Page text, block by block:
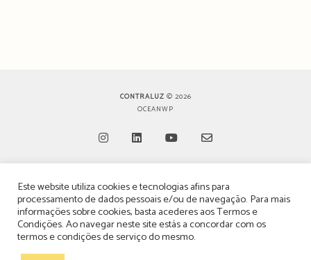
CONTRALUZ © 2026
OCEANWP
in
a
new
in
a
new
tab
in
a
new
in
a
new
TERMOS, CONDIÇÕES & POLÍTICA DE PRIVACIDADE
ESTATUTO EDITORIAL
POLÍTICA DE PUBLICIDADE E ANÚNCIOS
Este website utiliza cookies e tecnologias afins para
processamento de dados pessoais e/ou de navegação. Para mais
informações sobre cookies, basta acederes aosTermos e
Condições. Ao navegar neste site estás a concordar com os
termos e condições de serviço do mesmo.